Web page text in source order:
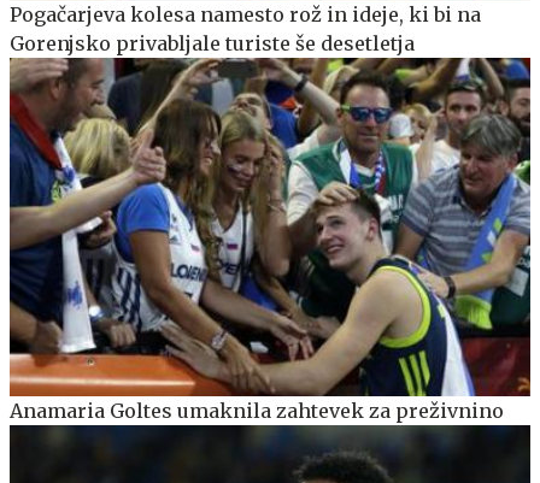
Pogačarjeva kolesa namesto rož in ideje, ki bi na
Gorenjsko privabljale turiste še desetletja
Anamaria Goltes umaknila zahtevek za preživnino